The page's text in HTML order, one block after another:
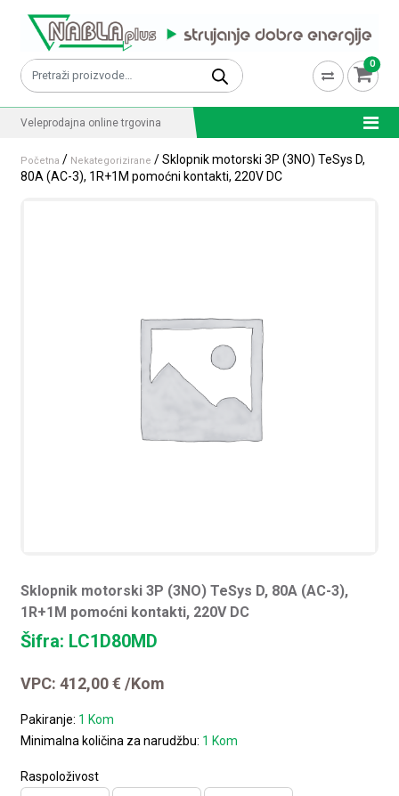
Pretraži: 0
Veleprodajna online trgovina
Početna / Nekategorizirane / Sklopnik motorski 3P (3NO) TeSys D,
80A (AC-3), 1R+1M pomoćni kontakti, 220V DC
Sklopnik motorski 3P (3NO) TeSys D, 80A (AC-3),
1R+1M pomoćni kontakti, 220V DC
Šifra: LC1D80MD
VPC:412,00€ /Kom
Pakiranje: 1 Kom
Minimalna količina za narudžbu: 1 Kom
Raspoloživost